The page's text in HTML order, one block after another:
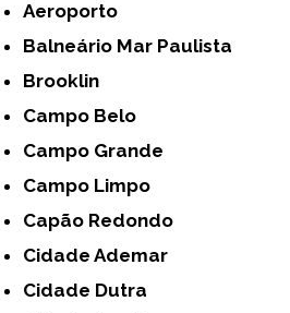
Aeroporto
Balneário Mar Paulista
Brooklin
Campo Belo
Campo Grande
Campo Limpo
Capão Redondo
Cidade Ademar
Cidade Dutra